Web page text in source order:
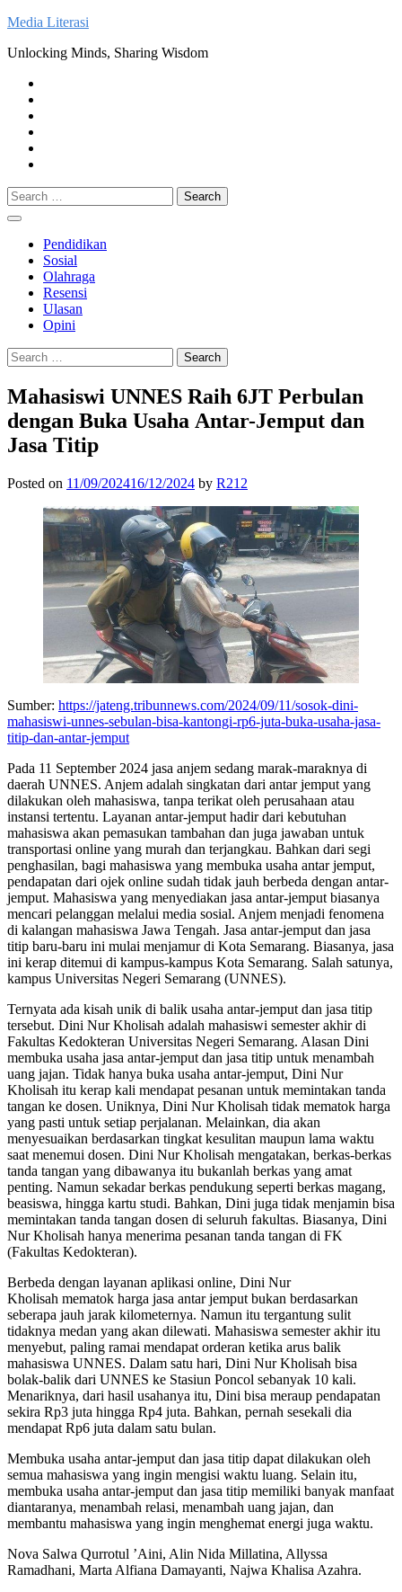
Skip
content
Media Literasi
Unlocking Minds, Sharing Wisdom
Search
for:
Pendidikan
Sosial
Olahraga
Resensi
Ulasan
Opini
Search
for:
Mahasiswi UNNES Raih 6JT Perbulan
dengan Buka Usaha Antar-Jemput dan
Jasa Titip
Posted on 11/09/202416/12/2024 by R212
Sumber: https://jateng.tribunnews.com/2024/09/11/sosok-dini-
mahasiswi-unnes-sebulan-bisa-kantongi-rp6-juta-buka-usaha-jasa-
titip-dan-antar-jemput
Pada 11 September 2024 jasa anjem sedang marak-maraknya di
daerah UNNES. Anjem adalah singkatan dari antar jemput yang
dilakukan oleh mahasiswa, tanpa terikat oleh perusahaan atau
instansi tertentu. Layanan antar-jemput hadir dari kebutuhan
mahasiswa akan pemasukan tambahan dan juga jawaban untuk
transportasi online yang murah dan terjangkau. Bahkan dari segi
penghasilan, bagi mahasiswa yang membuka usaha antar jemput,
pendapatan dari ojek online sudah tidak jauh berbeda dengan antar-
jemput. Mahasiswa yang menyediakan jasa antar-jemput biasanya
mencari pelanggan melalui media sosial. Anjem menjadi fenomena
di kalangan mahasiswa Jawa Tengah. Jasa antar-jemput dan jasa
titip baru-baru ini mulai menjamur di Kota Semarang. Biasanya, jasa
ini kerap ditemui di kampus-kampus Kota Semarang. Salah satunya,
kampus Universitas Negeri Semarang (UNNES).
Ternyata ada kisah unik di balik usaha antar-jemput dan jasa titip
tersebut. Dini Nur Kholisah adalah mahasiswi semester akhir di
Fakultas Kedokteran Universitas Negeri Semarang. Alasan Dini
membuka usaha jasa antar-jemput dan jasa titip untuk menambah
uang jajan. Tidak hanya buka usaha antar-jemput, Dini Nur
Kholisah itu kerap kali mendapat pesanan untuk memintakan tanda
tangan ke dosen. Uniknya, Dini Nur Kholisah tidak mematok harga
yang pasti untuk setiap perjalanan. Melainkan, dia akan
menyesuaikan berdasarkan tingkat kesulitan maupun lama waktu
saat menemui dosen. Dini Nur Kholisah mengatakan, berkas-berkas
tanda tangan yang dibawanya itu bukanlah berkas yang amat
penting. Namun sekadar berkas pendukung seperti berkas magang,
beasiswa, hingga kartu studi. Bahkan, Dini juga tidak menjamin bisa
memintakan tanda tangan dosen di seluruh fakultas. Biasanya, Dini
Nur Kholisah hanya menerima pesanan tanda tangan di FK
(Fakultas Kedokteran).
Berbeda dengan layanan aplikasi online, Dini Nur
Kholisah mematok harga jasa antar jemput bukan berdasarkan
seberapa jauh jarak kilometernya. Namun itu tergantung sulit
tidaknya medan yang akan dilewati. Mahasiswa semester akhir itu
menyebut, paling ramai mendapat orderan ketika arus balik
mahasiswa UNNES. Dalam satu hari, Dini Nur Kholisah bisa
bolak-balik dari UNNES ke Stasiun Poncol sebanyak 10 kali.
Menariknya, dari hasil usahanya itu, Dini bisa meraup pendapatan
sekira Rp3 juta hingga Rp4 juta. Bahkan, pernah sesekali dia
mendapat Rp6 juta dalam satu bulan.
Membuka usaha antar-jemput dan jasa titip dapat dilakukan oleh
semua mahasiswa yang ingin mengisi waktu luang. Selain itu,
membuka usaha antar-jemput dan jasa titip memiliki banyak manfaat
diantaranya, menambah relasi, menambah uang jajan, dan
membantu mahasiswa yang ingin menghemat energi juga waktu.
Nova Salwa Qurrotul ’Aini, Alin Nida Millatina, Allyssa
Ramadhani, Marta Alfiana Damayanti, Najwa Khalisa Azahra.